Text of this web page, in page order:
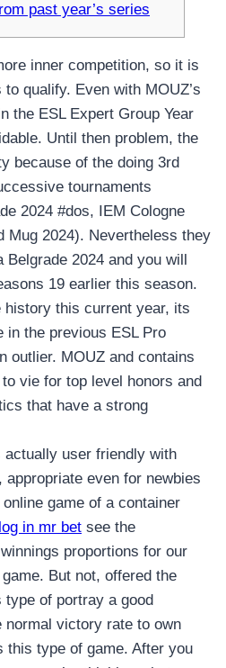
past year’s series
inner competition, so it is
qualify. Even with MOUZ’s
the ESL Expert Group Year
Until then problem, the
because of the doing 3rd
tournaments
2024 #dos, IEM Cologne
Mug 2024). Nevertheless they
2024 and you will
19 earlier this season.
history this current year, its
in the previous ESL Pro
outlier. MOUZ and contains
vie for top level honors and
that have a strong
actually user friendly with
even for newbies
game of a container
log in mr bet see the
proportions for our
But not, offered the
of portray a good
normal victory rate to own
this type of game. After you